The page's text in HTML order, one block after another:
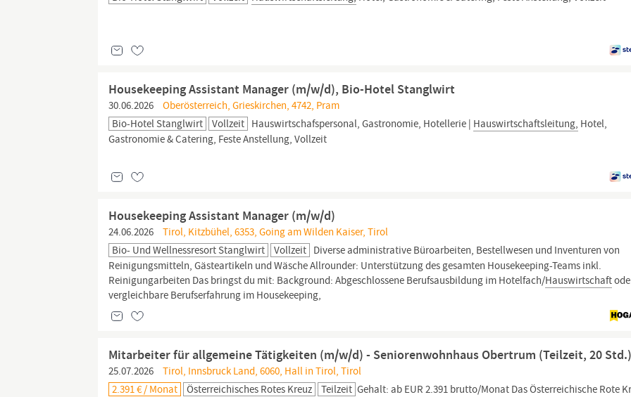
Housekeeping Assistant Manager (m/w/d), Bio-Hotel Stanglwirt
30.06.2026
Oberösterreich, Grieskirchen, 4742, Pram
Bio-Hotel Stanglwirt
Vollzeit Hauswirtschafspersonal, Gastronomie, Hotellerie | Hauswirtschaftsleitung, Hotel,
Gastronomie & Catering, Feste Anstellung, Vollzeit
Housekeeping Assistant Manager (m/w/d)
24.06.2026
Tirol, Kitzbühel, 6353, Going am Wilden Kaiser, Tirol
Bio- Und Wellnessresort Stanglwirt
Vollzeit Diverse administrative Büroarbeiten, Bestellwesen und Inventuren von
Reinigungsmitteln, Gästeartikeln und Wäsche Allrounder: Unterstützung des gesamten Housekeeping-Teams inkl.
Reinigungarbeiten Das bringst du mit: Background: Abgeschlossene Berufsausbildung im Hotelfach/Hauswirtschaft
vergleichbare Berufserfahrung im Housekeeping,
Mitarbeiter für allgemeine Tätigkeiten (m/w/d) - Seniorenwohnhaus Obertrum (Teilzeit, 20
25.07.2026
Tirol, Innsbruck Land, 6060, Hall in Tirol, Tirol
2.391 € / Monat
Österreichisches Rotes Kreuz Teilzeit Gehalt: ab EUR 2.391 brutto/Monat Das Österreichische Rote